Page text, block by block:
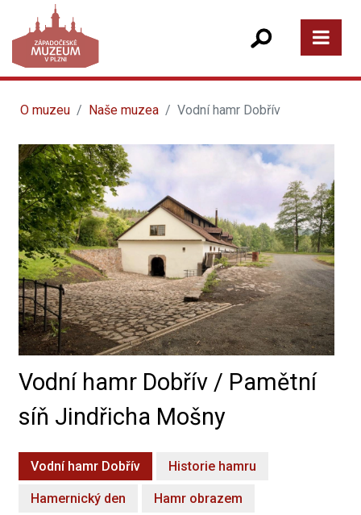
O muzeu Naše muzea Vodní hamr Dobřív
Vodní hamr Dobřív / Pamětní
síň Jindřicha Mošny
Vodní hamr Dobřív Historie hamru
Hamernický den Hamr obrazem